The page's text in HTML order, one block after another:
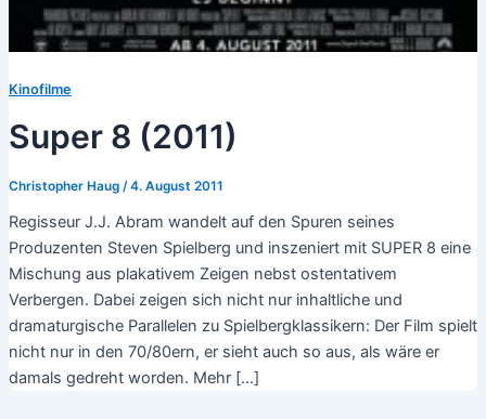
Kinofilme
Super 8 (2011)
Christopher Haug /4. August 2011
Regisseur J.J. Abram wandelt auf den Spuren seines
Produzenten Steven Spielberg und inszeniert mit SUPER 8 eine
Mischung aus plakativem Zeigen nebst ostentativem
Verbergen. Dabei zeigen sich nicht nur inhaltliche und
dramaturgische Parallelen zu Spielbergklassikern: Der Film spielt
nicht nur in den 70/80ern, er sieht auch so aus, als wäre er
damals gedreht worden. Mehr […]